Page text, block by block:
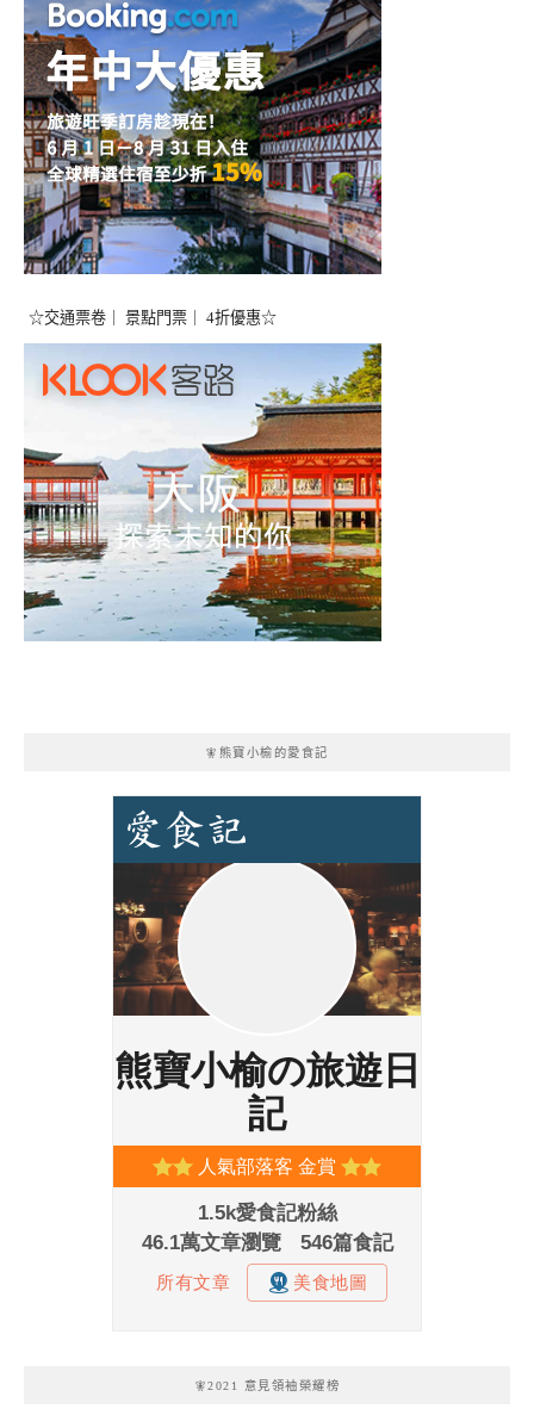
☆交通票卷｜ 景點門票｜ 4折優惠☆
🧚熊寶小榆的愛食記
🧚2021 意見領袖榮耀榜